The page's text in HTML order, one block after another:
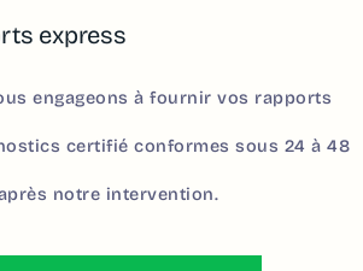
express
engageons à fournir vos rapports
certifié conformes sous 24 à 48
notre intervention.